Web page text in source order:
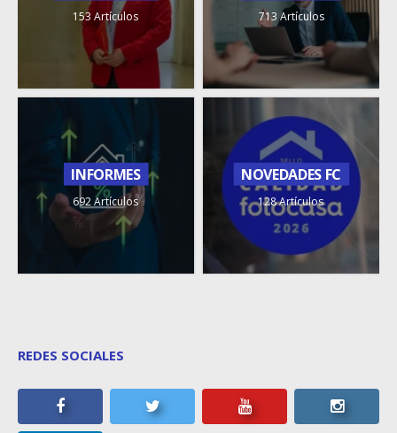
153 Artículos 713 Artículos
INFORMES
692 Artículos
NOVEDADES FC
128 Artículos
REDES SOCIALES